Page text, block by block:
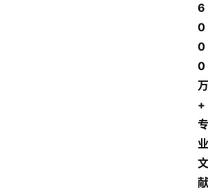
6
0
0
0
万
+
专
业
文
献